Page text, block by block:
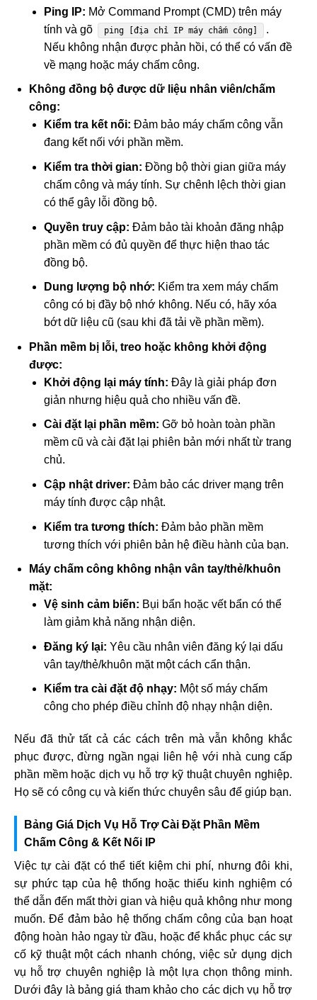
Ping IP: Mở Command Prompt (CMD) trên máy
tính và gõ
ping [địa chỉ IP máy chấm công]
.
Nếu không nhận được phản hồi, có thể có vấn đề
về mạng hoặc máy chấm công.
Không đồng bộ được dữ liệu nhân viên/chấm
công:
Kiểm tra kết nối: Đảm bảo máy chấm công vẫn
đang kết nối với phần mềm.
Kiểm tra thời gian: Đồng bộ thời gian giữa máy
chấm công và máy tính. Sự chênh lệch thời gian
có thể gây lỗi đồng bộ.
Quyền truy cập: Đảm bảo tài khoản đăng nhập
phần mềm có đủ quyền để thực hiện thao tác
đồng bộ.
Dung lượng bộ nhớ: Kiểm tra xem máy chấm
công có bị đầy bộ nhớ không. Nếu có, hãy xóa
bớt dữ liệu cũ (sau khi đã tải về phần mềm).
Phần mềm bị lỗi, treo hoặc không khởi động
được:
Khởi động lại máy tính: Đây là giải pháp đơn
giản nhưng hiệu quả cho nhiều vấn đề.
Cài đặt lại phần mềm: Gỡ bỏ hoàn toàn phần
mềm cũ và cài đặt lại phiên bản mới nhất từ trang
chủ.
Cập nhật driver: Đảm bảo các driver mạng trên
máy tính được cập nhật.
Kiểm tra tương thích: Đảm bảo phần mềm
tương thích với phiên bản hệ điều hành của bạn.
Máy chấm công không nhận vân tay/thẻ/khuôn
mặt:
Vệ sinh cảm biến: Bụi bẩn hoặc vết bẩn có thể
làm giảm khả năng nhận diện.
Đăng ký lại: Yêu cầu nhân viên đăng ký lại dấu
vân tay/thẻ/khuôn mặt một cách cẩn thận.
Kiểm tra cài đặt độ nhạy: Một số máy chấm
công cho phép điều chỉnh độ nhạy nhận diện.
Nếu đã thử tất cả các cách trên mà vẫn không khắc
phục được, đừng ngần ngại liên hệ với nhà cung cấp
phần mềm hoặc dịch vụ hỗ trợ kỹ thuật chuyên nghiệp.
Họ sẽ có công cụ và kiến thức chuyên sâu để giúp bạn.
Bảng Giá Dịch Vụ Hỗ Trợ Cài Đặt Phần Mềm
Chấm Công & Kết Nối IP
Việc tự cài đặt có thể tiết kiệm chi phí, nhưng đôi khi,
sự phức tạp của hệ thống hoặc thiếu kinh nghiệm có
thể dẫn đến mất thời gian và hiệu quả không như mong
muốn. Để đảm bảo hệ thống chấm công của bạn hoạt
động hoàn hảo ngay từ đầu, hoặc để khắc phục các sự
cố kỹ thuật một cách nhanh chóng, việc sử dụng dịch
vụ hỗ trợ chuyên nghiệp là một lựa chọn thông minh.
Dưới đây là bảng giá tham khảo cho các dịch vụ hỗ trợ